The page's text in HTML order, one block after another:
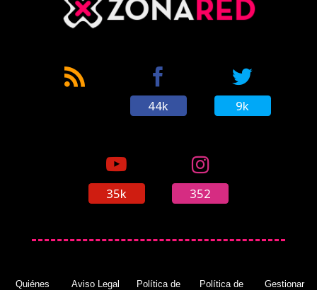
44k 9k
35k 352
Quiénes
Aviso Legal
Política de
Política de
Gestionar